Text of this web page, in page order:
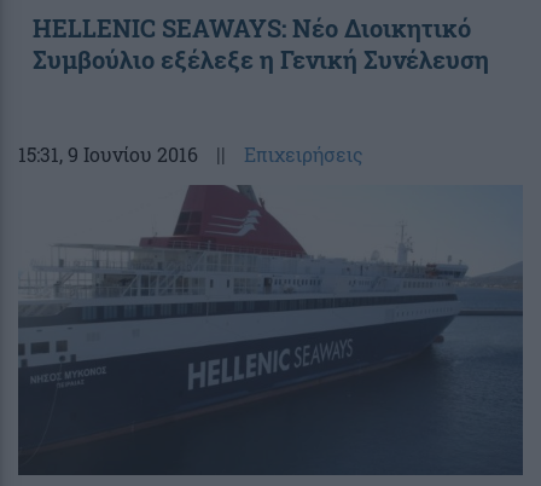
HELLENIC SEAWAYS: Νέο Διοικητικό
Συμβούλιο εξέλεξε η Γενική Συνέλευση
15:31, 9 Ιουνίου 2016 || Επιχειρήσεις